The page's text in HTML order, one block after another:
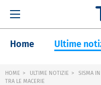
Home Ultime
HOME ULTIME NOTIZIE
SISMA IN
TRA LE MACERIE